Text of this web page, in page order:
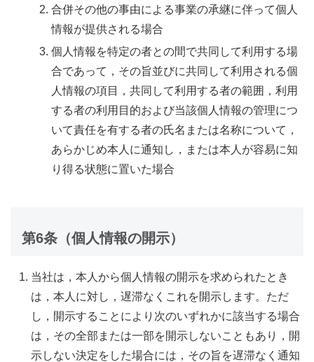
合併その他の事由による事業の承継に伴って個人
情報が提供される場合
個人情報を特定の者との間で共同して利用する場
合であって，その旨並びに共同して利用される個
人情報の項目，共同して利用する者の範囲，利用
する者の利用目的および当該個人情報の管理につ
いて責任を有する者の氏名または名称について，
あらかじめ本人に通知し，または本人が容易に知
り得る状態に置いた場合
第6条（個人情報の開示）
当社は，本人から個人情報の開示を求められたとき
は，本人に対し，遅滞なくこれを開示します。ただ
し，開示することにより次のいずれかに該当する場合
は，その全部または一部を開示しないこともあり，開
示しない決定をした場合には，その旨を遅滞なく通知